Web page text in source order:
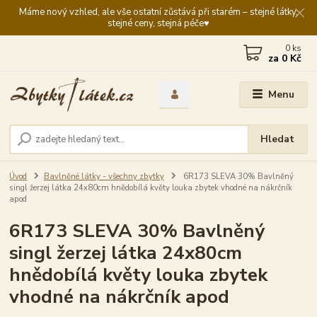
Máme nový vzhled, ale vše ostatní zůstává při starém – stejné látky,
stejné ceny, stejná péče♥️
Menu
Hledat
0 ks
za 0 Kč
Úvod Bavlněné látky - všechny zbytky
6R173 SLEVA 30% Bavlněný
singl žerzej látka 24x80cm hnědobílá květy louka zbytek vhodné na nákrčník
apod
6R173 SLEVA 30% Bavlněný
singl žerzej látka 24x80cm
hnědobílá květy louka zbytek
vhodné na nákrčník apod